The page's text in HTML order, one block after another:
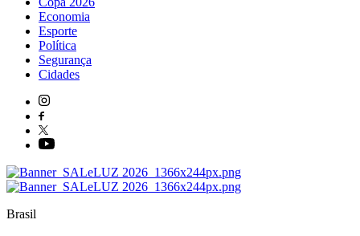
Economia
Esporte
Política
Segurança
Cidades
Brasil